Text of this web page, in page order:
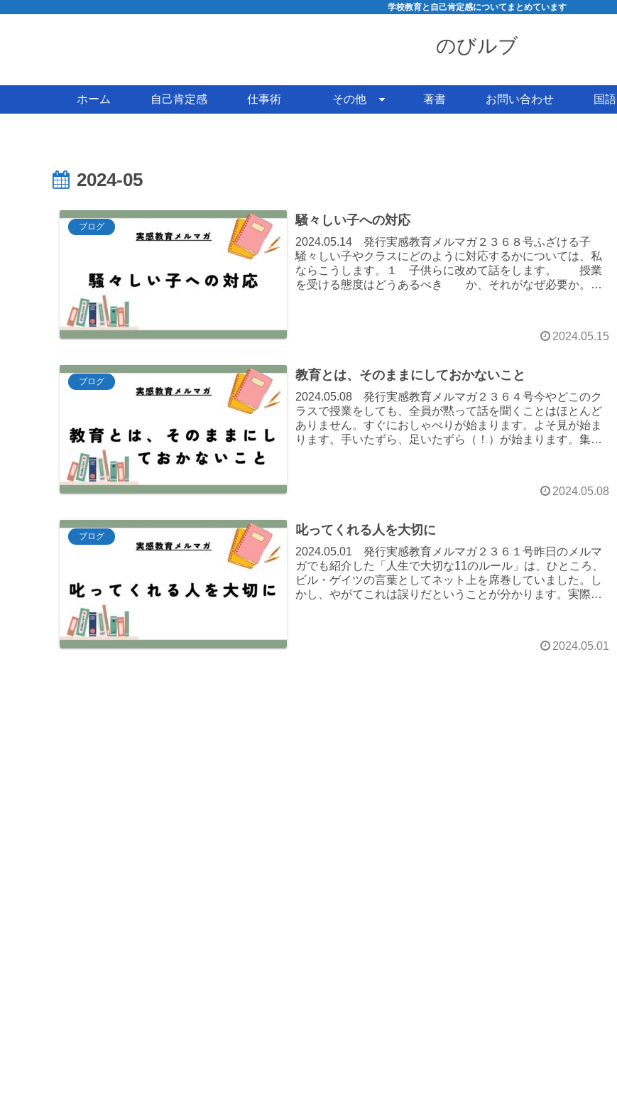
学校教育と自己肯定感についてまとめています
のびルブ
ホーム 自己肯定感 仕事術 その他 著書 お問い合わせ 国語
2024-05
ブログ 騒々しい子への対応
2024.05.14 発行実感教育メルマガ２３６８号ふざける子
騒々しい子やクラスにどのように対応するかについては、私
ならこうします。１ 子供らに改めて話をします。 授業
を受ける態度はどうあるべき か、それがなぜ必要か。こ
2024.05.15
ブログ 教育とは、そのままにしておかないこと
2024.05.08 発行実感教育メルマガ２３６４号今やどこのク
ラスで授業をしても、全員が黙って話を聞くことはほとんど
ありません。すぐにおしゃべりが始まります。よそ見が始ま
ります。手いたずら、足いたずら（！）が始まります。集中
2024.05.08
ブログ 叱ってくれる人を大切に
2024.05.01 発行実感教育メルマガ２３６１号昨日のメルマ
ガでも紹介した「人生で大切な11のルール」は、ひところ、
ビル・ゲイツの言葉としてネット上を席巻していました。し
かし、やがてこれは誤りだということが分かります。実際に
2024.05.01